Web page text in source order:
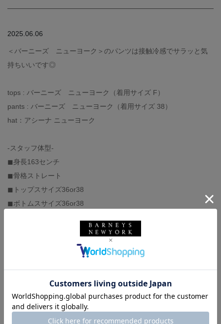
2025.06.06
＜バーニーズ ニューヨーク＞のパンツは接触冷感でサラッと気
持ちいいです◎
tops : バーニーズ ニューヨーク（着用サイズ F）
pants : バーニーズ ニューヨーク（着用サイズ 38）
hat：アシーナ ニューヨーク
-スタッフ体型-
◼︎身長163センチ
◼︎骨格ストレート
◼︎トップスサイズ36or38
◼︎ボトムスサイズ36or38
◼︎スニーカーサイズ25or25.5
バーニーズ ニューヨーク BARNEYS NEW YORK ウィメンズウェア
春コーデ 夏コーデ 骨格ストレート デイリー 旅行
バーニーズ ニューヨーク六本木店